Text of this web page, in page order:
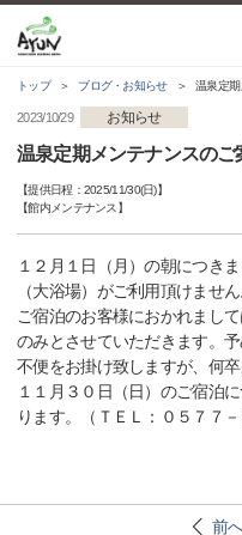
トップ ブログ・お知らせ 温泉定
2023/10/29 お知らせ
温泉定期メンテナンスのご
【提供日程： 2025/11/30(日)】
【館内メンテナンス 】
１２月１日（月）の朝につき
（大浴場）がご利用頂けませ
ご宿泊のお客様におかれまし
のみとさせていただきます。
不便をお掛け致しますが、何
１１月３０日（日）のご宿泊
ります。（ＴＥＬ：０５７７－
前